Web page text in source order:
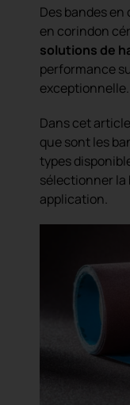
Des bandes
en corindon
solutions de
performance
exceptionnelle.
Dans cet
que sont les
types
sélectionner la
application.